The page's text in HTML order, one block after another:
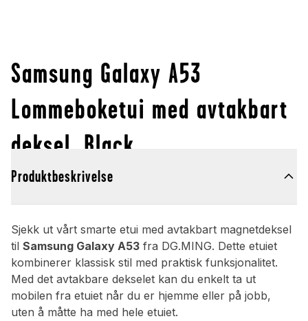
Samsung Galaxy A53
Lommeboketui med avtakbart
deksel, Black
Produktbeskrivelse
Sjekk ut vårt smarte etui med avtakbart magnetdeksel
til Samsung Galaxy A53 fra DG.MING. Dette etuiet
kombinerer klassisk stil med praktisk funksjonalitet.
Med det avtakbare dekselet kan du enkelt ta ut
mobilen fra etuiet når du er hjemme eller på jobb,
uten å måtte ha med hele etuiet.